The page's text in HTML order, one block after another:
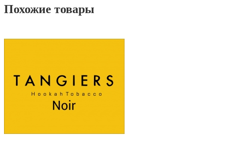
Похожие товары